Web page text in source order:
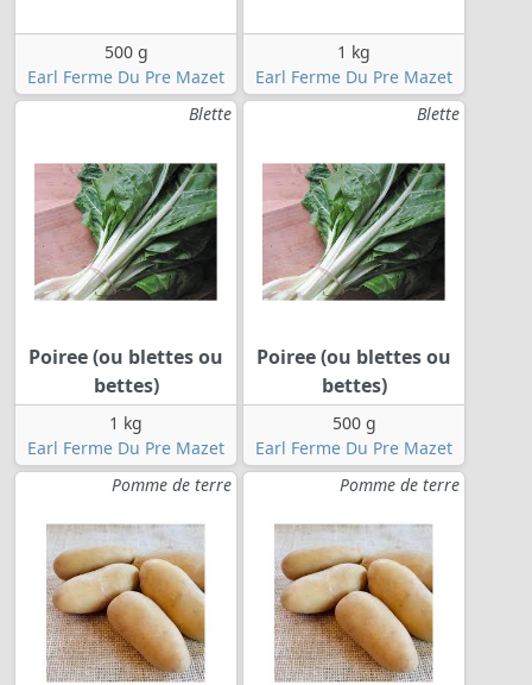
500 g
Earl Ferme Du Pre Mazet
1 kg
Earl Ferme Du Pre Mazet
Blette
Poiree (ou blettes ou
bettes)
1 kg
Earl Ferme Du Pre Mazet
Blette
Poiree (ou blettes ou
bettes)
500 g
Earl Ferme Du Pre Mazet
Pomme de terre
Pomme de terre